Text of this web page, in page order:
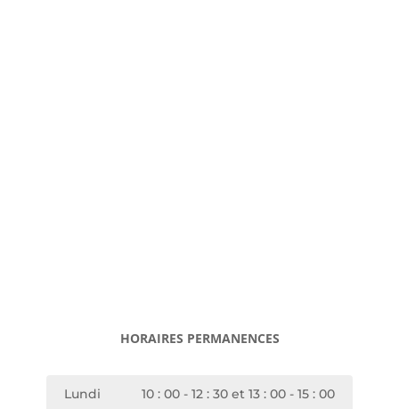
HORAIRES PERMANENCES
Lundi 10 : 00 - 12 : 30 et 13 : 00 - 15 : 00